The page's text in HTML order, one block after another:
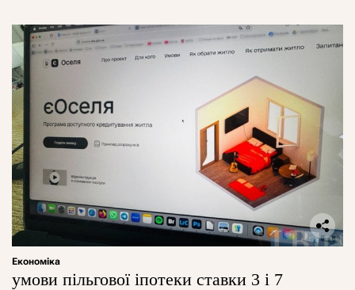
Економіка
умови пільгової іпотеки ставки 3 і 7